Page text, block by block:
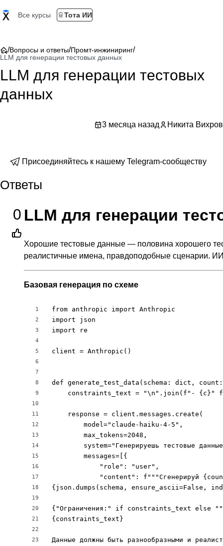
Все курсы Тота ИИ
/Вопросы и ответы/Промт-инжиниринг/
LLM для генерации тестовых данных
LLM для генерации тестовых
данных
3 месяца назад Никита Вихров
Присоединяйтесь к нашему Telegram-сообществу
Ответы
0 LLM для генерации
Хорошие тестовые данные — половина хорошего
реалистичные имена, правдоподобные сценарии.
Базовая генерация по схеме
1
2
3
4
5
6
7
8
9
10
11
12
13
14
15
16
17
18
19
20
21
22
23
from anthropic import Anthropic
import json
import re
client = Anthropic()
def generate_test_data(schema: dict,
constraints_text = "\n".join(f"- {c}"
    response = client.messages.create(
        model="claude-haiku-4-5",
        max_tokens=2048,
system="Генерируешь тестовые
        messages=[{
            "role": "user",
"content": f"""Сгенерируй
{json.dumps(schema, ensure_ascii=False,
{"Ограничения:" if constraints_text else
{constraints_text}
Данные должны быть разнообразными и